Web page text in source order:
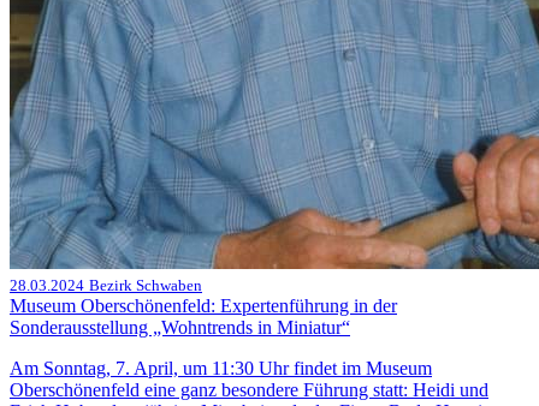
28.03.2024 Bezirk Schwaben
Museum Oberschönenfeld: Expertenführung in der
Sonderausstellung „Wohntrends in Miniatur“
Am Sonntag, 7. April, um 11:30 Uhr findet im Museum
Oberschönenfeld eine ganz besondere Führung statt: Heidi und